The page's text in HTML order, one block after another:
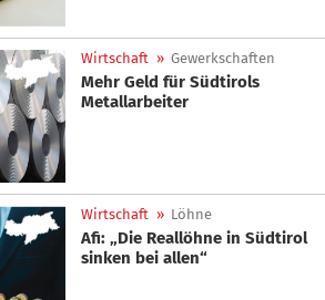
Wirtschaft » Gewerkschaften
Mehr Geld für Südtirols
Metallarbeiter
Wirtschaft » Löhne
Afi: „Die Reallöhne in Südtirol
sinken bei allen“